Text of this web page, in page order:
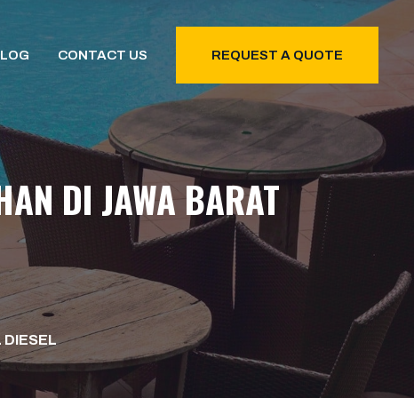
CONTACT US REQUEST A QUOTE
DI JAWA BARAT
DIESEL